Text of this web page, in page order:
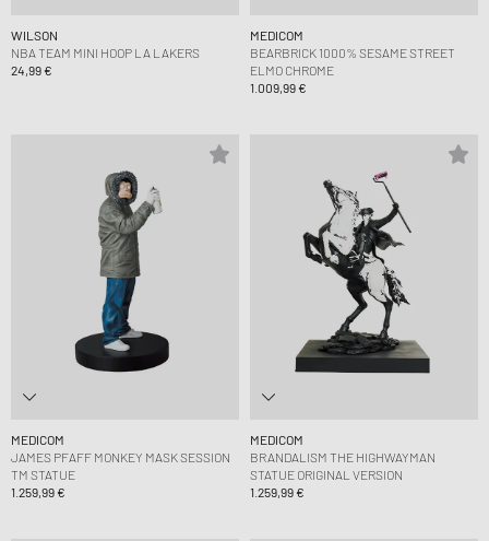
WILSON
NBA TEAM MINI HOOP LA LAKERS
24,99 €
MEDICOM
BEARBRICK 1000% SESAME STREET
ELMO CHROME
1.009,99 €
MEDICOM
JAMES PFAFF MONKEY MASK SESSION
TM STATUE
1.259,99 €
MEDICOM
BRANDALISM THE HIGHWAYMAN
STATUE ORIGINAL VERSION
1.259,99 €